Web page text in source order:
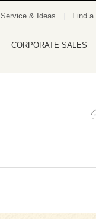
& Ideas Find
CORPORATE SALES